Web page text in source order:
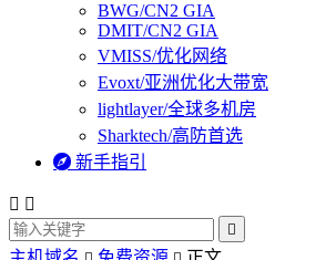
BWG/CN2 GIA
DMIT/CN2 GIA
VMISS/优化网络
Evoxt/亚洲优化大带宽
lightlayer/全球多机房
Sharktech/高防首选
 新手指引
 
